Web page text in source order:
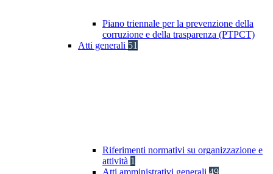
Piano triennale per la prevenzione della
corruzione e della trasparenza (PTPCT)
Atti generali 51
Riferimenti normativi su organizzazione e
attività 1